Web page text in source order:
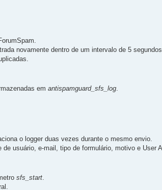
novamente dentro de um intervalo de 5
em antispamguard_sfs_log.
o logger duas vezes durante o mesmo envio.
usuário, e-mail, tipo de formulário, motivo e User
sfs_start.